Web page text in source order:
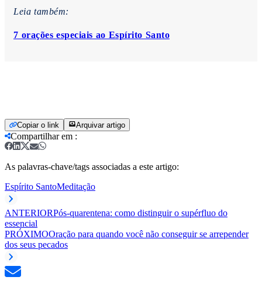
Leia também:
7 orações especiais ao Espírito Santo
Copiar o link Arquivar artigo
Compartilhar em :
As palavras-chave/tags associadas a este artigo:
Espírito SantoMeditação
ANTERIORPós-quarentena: como distinguir o supérfluo do
essencial
PRÓXIMOOração para quando você não conseguir se arrepender
dos seus pecados